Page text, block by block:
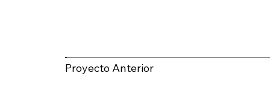
Proyecto Anterior